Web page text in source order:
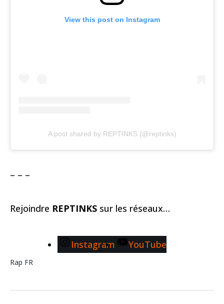
View this post on Instagram
A post shared by REPTINKS (@reptinks)
– – –
Rejoindre REPTINKS sur les réseaux…
Instagram YouTube
Rap FR